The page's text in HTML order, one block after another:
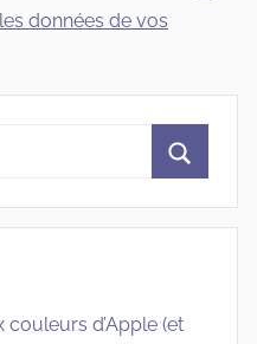
données de vos
d’Apple (et